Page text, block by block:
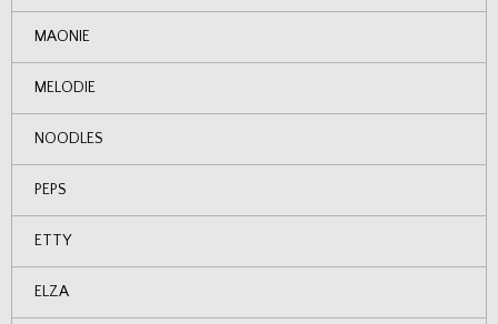
MAONIE
MELODIE
NOODLES
PEPS
ETTY
ELZA